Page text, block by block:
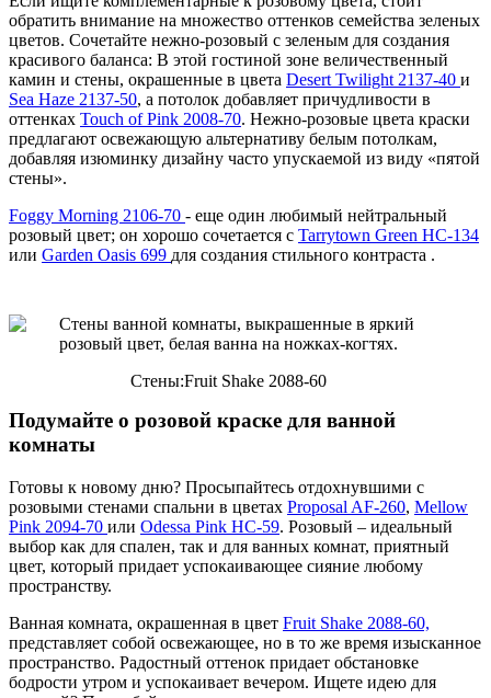
обратить внимание на множество оттенков семейства зеленых
цветов. Сочетайте нежно-розовый с зеленым для создания
красивого баланса: В этой гостиной зоне величественный
камин и стены, окрашенные в цвета Desert Twilight 2137-40 и
Sea Haze 2137-50, а потолок добавляет причудливости в
оттенках Touch of Pink 2008-70. Нежно-розовые цвета краски
предлагают освежающую альтернативу белым потолкам,
добавляя изюминку дизайну часто упускаемой из виду «пятой
стены».
Foggy Morning 2106-70 - еще один любимый нейтральный
розовый цвет; он хорошо сочетается с Tarrytown Green HC-134
или Garden Oasis 699 для создания стильного контраста .
Стены:Fruit Shake 2088-60
Подумайте о розовой краске для ванной
комнаты
Готовы к новому дню? Просыпайтесь отдохнувшими с
розовыми стенами спальни в цветах Proposal AF-260, Mellow
Pink 2094-70 или Odessa Pink HC-59. Розовый – идеальный
выбор как для спален, так и для ванных комнат, приятный
цвет, который придает успокаивающее сияние любому
пространству.
Ванная комната, окрашенная в цвет Fruit Shake 2088-60,
представляет собой освежающее, но в то же время изысканное
пространство. Радостный оттенок придает обстановке
бодрости утром и успокаивает вечером. Ищете идею для